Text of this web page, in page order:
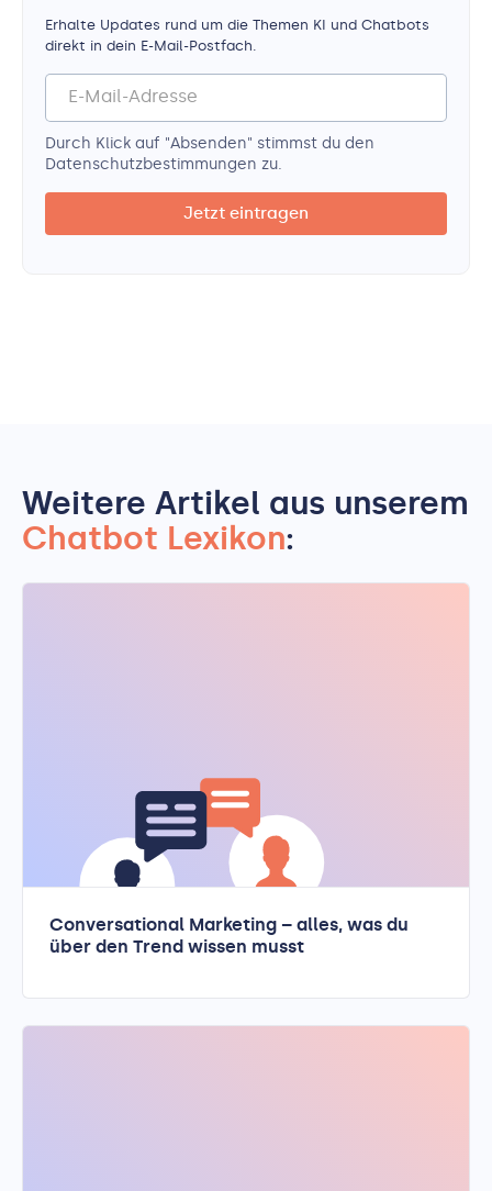
Erhalte Updates rund um die Themen KI und Chatbots
direkt in dein E-Mail-Postfach.
Durch Klick auf "Absenden" stimmst du den
Datenschutz­bestimmungen zu.
Weitere Artikel aus unserem
Chatbot Lexikon:
Conversational Marketing – alles, was du
über den Trend wissen musst